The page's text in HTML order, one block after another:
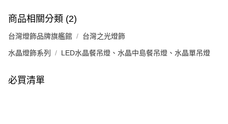
商品相關分類 (2)
台灣燈飾品牌旗艦館 台灣之光燈飾
水晶燈飾系列 LED水晶餐吊燈、水晶中島餐吊燈、水晶單吊燈
必買清單